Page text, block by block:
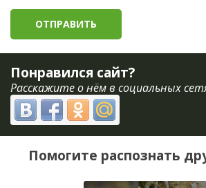
Понравился сайт?
Расскажите о нём в социальных
Помогите распознать